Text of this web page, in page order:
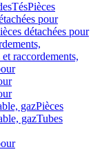
TésPièces
pour
détachées pour
raccordements,
gazPièces
gazTubes